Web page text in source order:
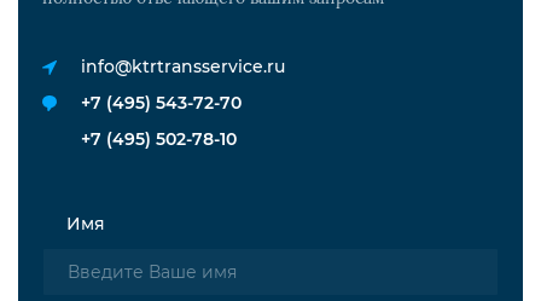
info@ktrtransservice.ru
+7 (495) 543-72-70
+7 (495) 502-78-10
Имя